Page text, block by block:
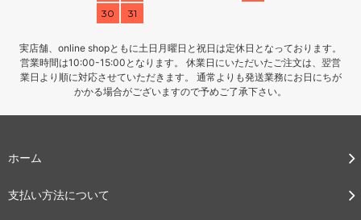
30
31
実店舗、online shopともに土日月曜日と祝日は定休日となっております。
営業時間は10:00-15:00となります。 休業日にいただいたご注文は、翌営
業日より順に対応させていただきます。 通常よりも発送業務にお日にちが
かかる場合がございますので予めご了承下さい。
ホーム
支払い方法について